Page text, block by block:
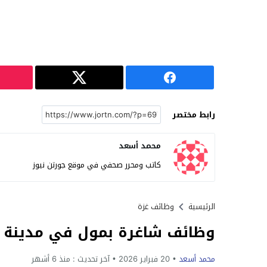
رابط مختصر
محمد أسعد
كاتب ومحرر صحفي في موقع جورتن نيوز
الرئيسية وظائف غزة
وظائف شاغرة بمول في مدينة
محمد أسعد 20 فبراير 2026 آخر تحديث : منذ 6 أشهر